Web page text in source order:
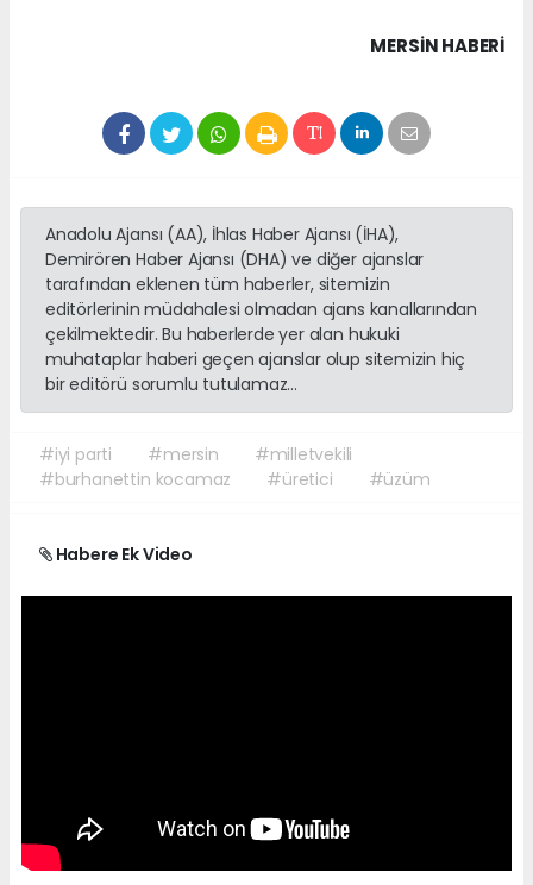
MERSIN HABERİ
Anadolu Ajansı (AA), İhlas Haber Ajansı (İHA),
Demirören Haber Ajansı (DHA) ve diğer ajanslar
tarafından eklenen tüm haberler, sitemizin
editörlerinin müdahalesi olmadan ajans kanallarından
çekilmektedir. Bu haberlerde yer alan hukuki
muhataplar haberi geçen ajanslar olup sitemizin hiç
bir editörü sorumlu tutulamaz...
#iyi parti #mersin
#milletvekili
#burhanettin kocamaz
#üretici #üzüm
Habere Ek Video